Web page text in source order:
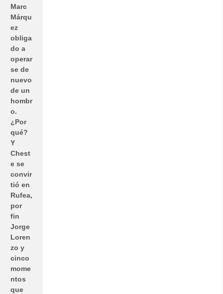
Marc
Márqu
ez
obliga
do a
operar
se de
nuevo
de un
hombr
o.
¿Por
qué?
Y
Chest
e se
convir
tió en
Rufea,
por
fin
Jorge
Loren
zo y
cinco
mome
ntos
que